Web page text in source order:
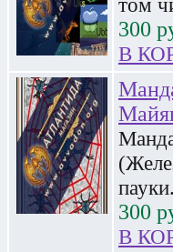
том
300
В
300
В